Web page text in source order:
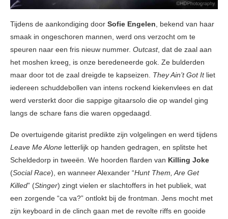
Tijdens de aankondiging door Sofie Engelen, bekend van haar
smaak in ongeschoren mannen, werd ons verzocht om te
speuren naar een fris nieuw nummer. Outcast, dat de zaal aan
het moshen kreeg, is onze beredeneerde gok. Ze bulderden
maar door tot de zaal dreigde te kapseizen. They Ain’t Got Itliet
iedereen schuddebollen van intens rockend kiekenvlees en dat
werd versterkt door die sappige gitaarsolo die op wandel ging
langs de schare fans die waren opgedaagd.
De overtuigende gitarist predikte zijn volgelingen en werd tijdens
Leave Me Alone letterlijk op handen gedragen, en splitste het
Scheldedorp in tweeën. We hoorden flarden van Killing Joke
(Social Race), en wanneer Alexander “Hunt Them, Are Get
Killed” (Stinger) zingt vielen er slachtoffers in het publiek, wat
een zorgende “ca va?” ontlokt bij de frontman. Jens mocht met
zijn keyboard in de clinch gaan met de revolte riffs en gooide